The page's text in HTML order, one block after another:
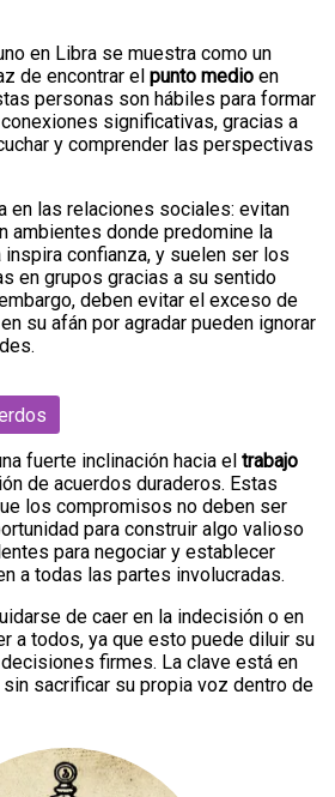
en Libra se muestra como un
de encontrar el punto medio en
personas son hábiles para formar
significativas, gracias a
y comprender las perspectivas
en las relaciones sociales: evitan
ambientes donde predomine la
inspira confianza, y suelen ser los
en grupos gracias a su sentido
deben evitar el exceso de
su afán por agradar pueden ignorar
fuerte inclinación hacia el trabajo
de acuerdos duraderos. Estas
los compromisos no deben ser
para construir algo valioso
para negociar y establecer
a todas las partes involucradas.
de caer en la indecisión o en
a todos, ya que esto puede diluir su
firmes. La clave está en
sacrificar su propia voz dentro de